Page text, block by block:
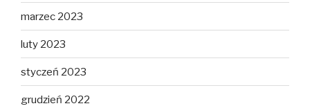
marzec 2023
luty 2023
styczeń 2023
grudzień 2022